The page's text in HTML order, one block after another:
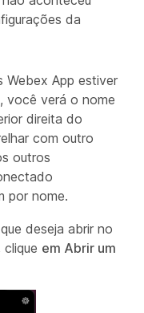
da
Webex App estiver
você verá o nome
direita do
com outro
outros
por nome.
deseja abrir no
em Abrir um